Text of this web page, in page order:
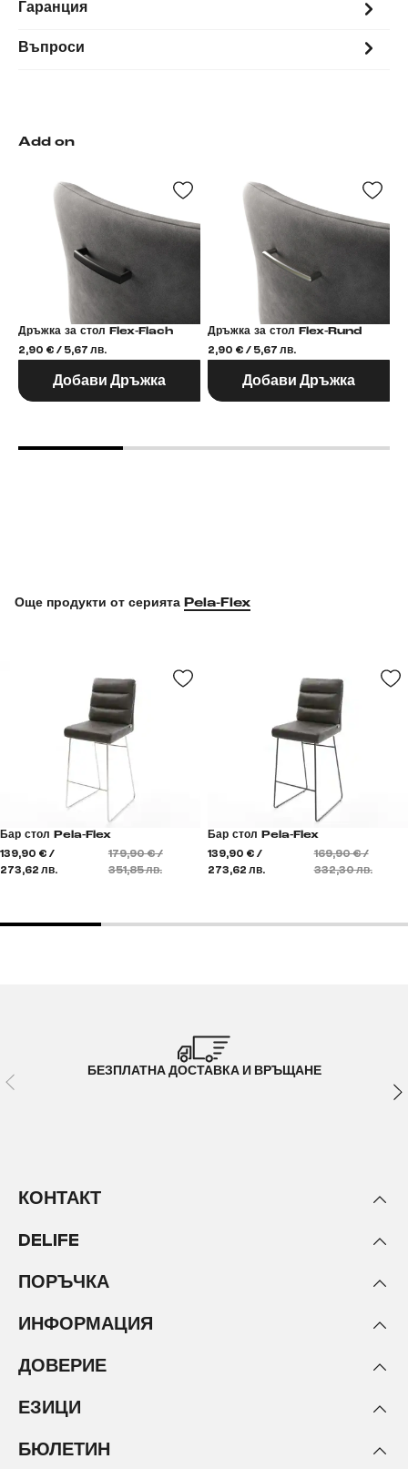
Гаранция
Въпроси
Add on
Дръжка за стол Flex-Flach
2,90 € / 5,67 лв.
Добави Дръжка
Дръжка за стол Flex-Rund
2,90 € / 5,67 лв.
Добави Дръжка
Още продукти от серията Pela-Flex
Бар стол Pela-Flex
139,90 € /
273,62 лв.
179,90 € /
351,85 лв.
Бар стол Pela-Flex
139,90 € /
273,62 лв.
169,90 € /
332,30 лв.
БЕЗПЛАТНА ДОСТАВКА И ВРЪЩАНЕ
КОНТАКТ
DELIFE
ПОРЪЧКА
ИНФОРМАЦИЯ
ДОВЕРИЕ
ЕЗИЦИ
БЮЛЕТИН